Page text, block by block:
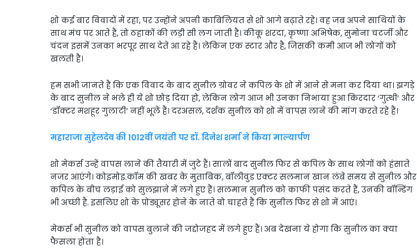
शो कई बार विवादों में रहा, पर उन्होंने अपनी काबिलियत से शो आगे बढ़ाते रहे। वह जब अपने साथियों के
साथ मंच पर आते हैं, तो ठहाकों की लड़ी सी लग जाती है। कीकू शरदा, कृष्णा अभिषेक, सुमोना चटर्जी और
चंदन इसमें उनका भरपूर साथ देते आ रहे हैं। लेकिन एक स्टार और है, जिसकी कमी आज भी लोगों को
खलती है।
हम सभी जानते हैं कि एक विवाद के बाद सुनील ग्रोवर ने कपिल के शो में आने से मना कर दिया था। झगड़े
के बाद सुनील ने भले ही ये शो छोड़ दिया हो, लेकिन लोग आज भी उनका निभाया हुआ किरदार ‘गुत्थी’ और
‘डॉक्टर मशहूर गुलाटी’ नहीं भूले हैं। दरअसल, दर्शक सुनील को शो में वापस लाने की मांग करते रहे हैं।
महाराजा सुहेलदेव की 1012वीं जयंती पर डॉ. दिनेश शर्मा ने किया माल्यार्पण
शो मेकर्स उन्हें वापस लाने की तैयारी में जुटे हैं। सालों बाद सुनील फिर से कपिल के साथ लोगों को हंसाते
नजर आएंगे। कोइमोइ.कॉम की खबर के मुताबिक, बॉलीवुड एक्टर सलमान खान लंबे समय से सुनील और
कपिल के बीच लड़ाई को सुलझाने में लगे हुए हैं। सलमान सुनील को काफी पसंद करते हैं, उनकी बॉन्डिंग
भी अच्छी है. इसलिए शो के प्रोड्यूसर होने के नाते वो चाहते हैं कि सुनील फिर से शो में आएं।
मेकर्स भी सुनील को वापस बुलाने की जद्दोजहद में लगे हुए हैं। अब देखना ये होगा कि सुनील का क्या
फैसला होता है।